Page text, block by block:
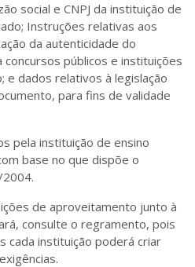
social e CNPJ da instituição de
Instruções relativas aos
da autenticidade do
públicos e instituições
e dados relativos à legislação
para fins de validade
pela instituição de ensino
base no que dispõe o
de aproveitamento junto à
consulte o regramento, pois
cada instituição poderá criar